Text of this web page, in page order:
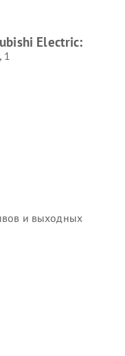
Electric:
1
и выходных